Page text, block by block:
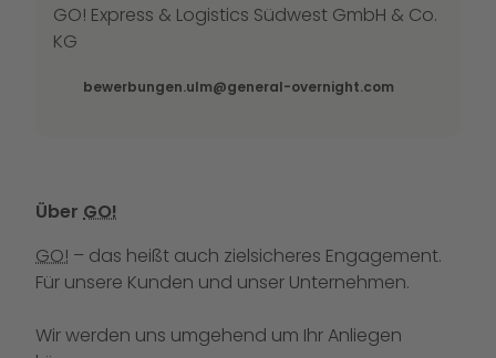
GO! Express & Logistics Südwest GmbH & Co.
KG
bewerbungen.ulm@general-overnight.com
Über GO!
GO! – das heißt auch zielsicheres Engagement.
Für unsere Kunden und unser Unternehmen.
Wir werden uns umgehend um Ihr Anliegen